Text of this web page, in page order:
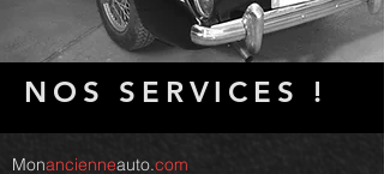
NOS SERVICES !
Monancienneauto.com